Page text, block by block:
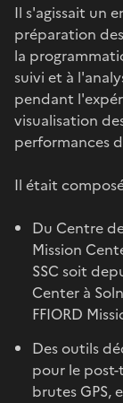
Il s'agissait un
préparation
la
suivi et à
pendant
visualisation
performances
Il était
Du Centre
Mission
SSC soit
Center à
FFIORD
Des outils
pour le
brutes GPS,